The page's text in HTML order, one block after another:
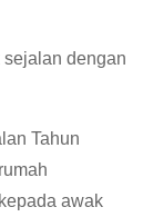
dengan
Tahun
awak